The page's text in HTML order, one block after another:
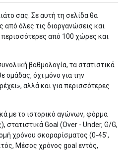
σας. Σε αυτή τη σελίδα θα
από όλες τις διοργανώσεις και
από 100 χώρες και
βαθμολογία, τα στατιστικά
ομάδας, όχι μόνο για την
αλλά και για περισσότερες
με το ιστορικό αγώνων, φόρμα
στατιστικά Goal (Over - Under, G/G,
χρόνου σκοραρίσματος (0-45',
Μέσος χρόνος goal εντός,